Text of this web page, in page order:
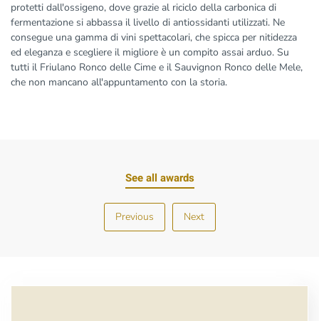
protetti dall'ossigeno, dove grazie al riciclo della carbonica di
fermentazione si abbassa il livello di antiossidanti utilizzati. Ne
consegue una gamma di vini spettacolari, che spicca per nitidezza
ed eleganza e scegliere il migliore è un compito assai arduo. Su
tutti il Friulano Ronco delle Cime e il Sauvignon Ronco delle Mele,
che non mancano all'appuntamento con la storia.
See all awards
Previous Next